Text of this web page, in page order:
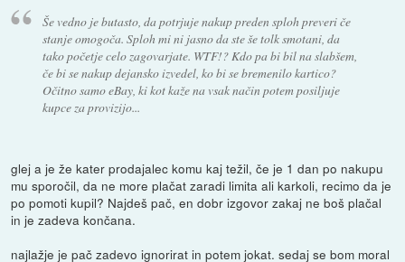
Še vedno je butasto, da potrjuje nakup preden sploh preveri če
stanje omogoča. Sploh mi ni jasno da ste še tolk smotani, da
tako početje celo zagovarjate. WTF!? Kdo pa bi bil na slabšem,
če bi se nakup dejansko izvedel, ko bi se bremenilo kartico?
Očitno samo eBay, ki kot kaže na vsak način potem posiljuje
kupce za provizijo...
glej a je že kater prodajalec komu kaj težil, če je 1 dan po nakupu
mu sporočil, da ne more plačat zaradi limita ali karkoli, recimo da je
po pomoti kupil? Najdeš pač, en dobr izgovor zakaj ne boš plačal
in je zadeva končana.
najlažje je pač zadevo ignorirat in potem jokat. sedaj se bom moral